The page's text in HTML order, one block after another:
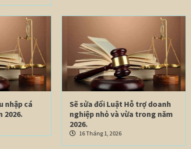
nhập cá
2026.
Sẽ sửa đổi Luật Hỗ trợ doanh
nghiệp nhỏ và vừa trong năm
2026.
16 Tháng 1, 2026